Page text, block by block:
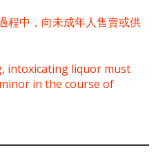
程中，向未成年人售賣或供
intoxicating liquor must
in the course of